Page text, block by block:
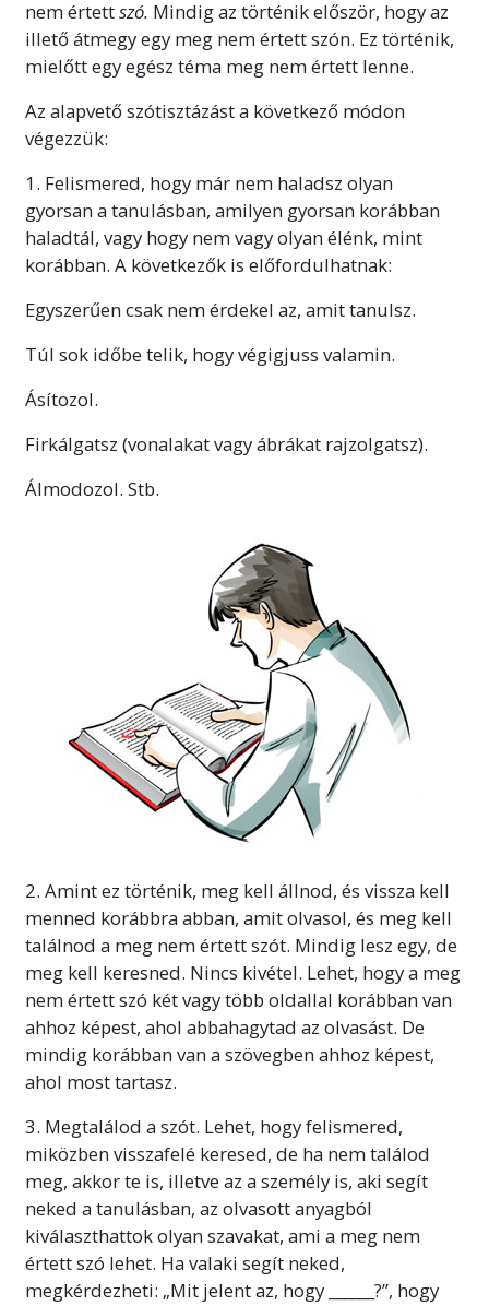
nem értettszó. Mindig az történik először, hogy az
illető átmegy egy meg nem értett szón. Ez történik,
mielőtt egy egész téma meg nem értett lenne.
Az alapvető szótisztázást a következő módon
végezzük:
1. Felismered, hogy már nem haladsz olyan
gyorsan a tanulásban, amilyen gyorsan korábban
haladtál, vagy hogy nem vagy olyan élénk, mint
korábban. A következők is előfordulhatnak:
Egyszerűen csak nem érdekel az, amit tanulsz.
Túl sok időbe telik, hogy végigjuss valamin.
Ásítozol.
Firkálgatsz (vonalakat vagy ábrákat rajzolgatsz).
Álmodozol. Stb.
2. Amint ez történik, meg kell állnod, és vissza kell
menned korábbra abban, amit olvasol, és meg kell
találnod a meg nem értett szót. Mindig lesz egy, de
meg kell keresned. Nincs kivétel. Lehet, hogy a meg
nem értett szó két vagy több oldallal korábban van
ahhoz képest, ahol abbahagytad az olvasást. De
mindig korábban van a szövegben ahhoz képest,
ahol most tartasz.
3. Megtalálod a szót. Lehet, hogy felismered,
miközben visszafelé keresed, de ha nem találod
meg, akkor te is, illetve az a személy is, aki segít
neked a tanulásban, az olvasott anyagból
kiválaszthattok olyan szavakat, ami a meg nem
értett szó lehet. Ha valaki segít neked,
megkérdezheti: „Mit jelent az, hogy ______?”, hogy